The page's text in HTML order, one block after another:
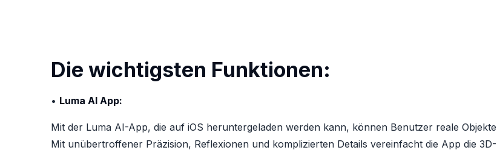
Die wichtigsten Funktionen:
• Luma AI App:
Mit der Luma AI-App, die auf iOS heruntergeladen werden kann, können Benutzer reale
Mit unübertroffener Präzision, Reflexionen und komplizierten Details vereinfacht die App die